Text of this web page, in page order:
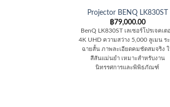
Projector BENQ LK830ST
฿79,000.00
BenQ LK830ST เลเซอร์โปรเจคเต
4K UHD ความสว่าง 5,000 ลูเมน ร
ฉายสั้น ภาพละเอียดคมชัดสมจริง
สีสันแม่นยำ เหมาะสำหรับงาน
นิทรรศการและพิพิธภัณฑ์